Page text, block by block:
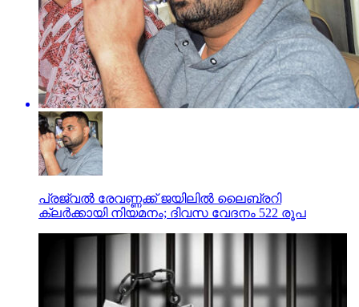
പ്രജ്വല്‍ രേവണ്ണക്ക് ജയിലില്‍ ലൈബ്രറി
ക്ലര്‍ക്കായി നിയമനം; ദിവസ വേദനം 522 രൂപ